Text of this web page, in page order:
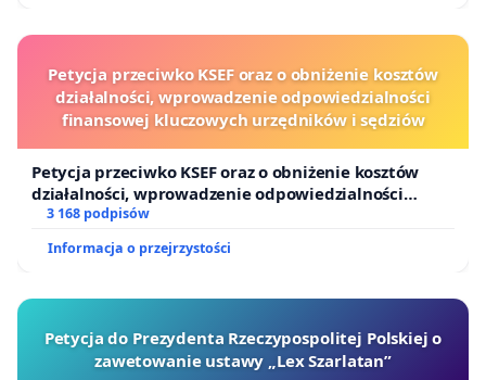
Petycja przeciwko KSEF oraz o obniżenie kosztów
działalności, wprowadzenie odpowiedzialności
finansowej kluczowych urzędników i sędziów
Petycja przeciwko KSEF oraz o obniżenie kosztów
działalności, wprowadzenie odpowiedzialności
finansowej kluczowych urzędników i sędziów
3 168 podpisów
Informacja o przejrzystości
Petycja do Prezydenta Rzeczypospolitej Polskiej o
zawetowanie ustawy „Lex Szarlatan”